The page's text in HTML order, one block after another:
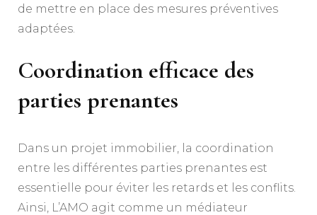
de mettre en place des mesures préventives
adaptées.
Coordination efficace des
parties prenantes
Dans un projet immobilier, la coordination
entre les différentes parties prenantes est
essentielle pour éviter les retards et les conflits.
Ainsi, L’AMO agit comme un médiateur